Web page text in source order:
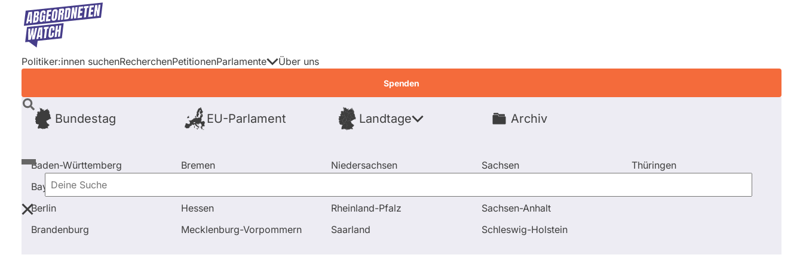
Direkt
Inhalt
Politiker:innen suchenRecherchenPetitionenParlamente
Bundestag EU-Parlament Landtage
Baden-Württemberg
Bayern
Berlin
Brandenburg
Bremen
Hessen
Mecklenburg-Vorpommern
Niedersachsen
Rheinland-Pfalz
Saarland
Sachsen
Sachsen-Anhalt
Schleswig-Holstein
Thüringen
Archiv
Über uns
Spenden
Deine
Suche
Startseite Frage stellen Karl Lauterbach Fragen und Antworten